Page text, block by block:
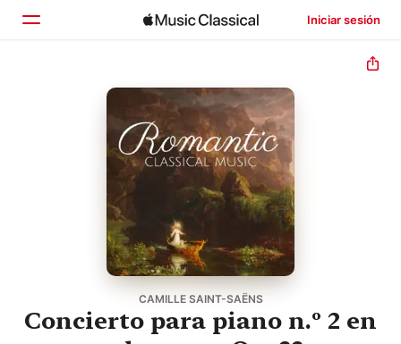
Iniciar sesión
CAMILLE SAINT-SAËNS
Concierto para piano n.º 2 en